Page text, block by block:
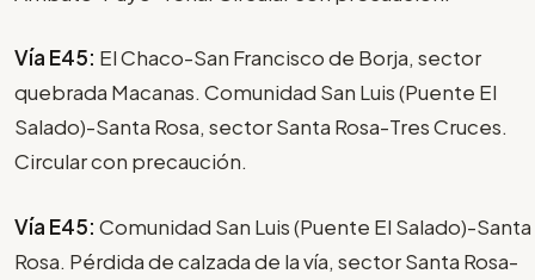
Vía E45: El Chaco-San Francisco de Borja, sector
quebrada Macanas. Comunidad San Luis (Puente El
Salado)-Santa Rosa, sector Santa Rosa-Tres Cruces.
Circular con precaución.
Vía E45: Comunidad San Luis (Puente El Salado)-Santa
Rosa. Pérdida de calzada de la vía, sector Santa Rosa-